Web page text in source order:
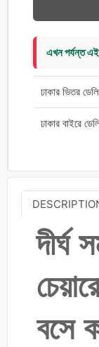
এখন পর্যন্ত
ঢাকার ভিতর
ঢাকার বাইরে
দীর্ঘ
বসে